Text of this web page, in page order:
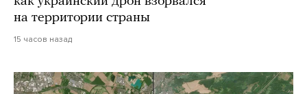
на территории страны
15 часов назад